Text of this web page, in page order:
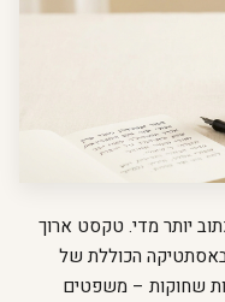
יותר מדי. טקסט ארוך
הכוללת של
שחוקות – משפטים